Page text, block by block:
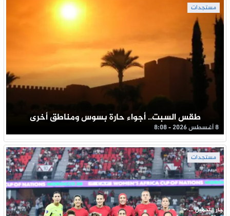
مستجدات
طقس السبت.. أجواء حارة بسوس ومناطق أخرى
8 أغسطس 2026 - 8:08
مستجدات
جار التحميل ...